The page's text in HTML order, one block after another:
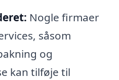
Nogle firmaer
såsom
og
kan tilføje til